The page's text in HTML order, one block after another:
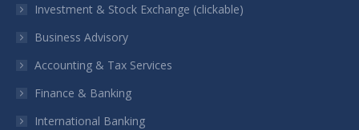
new
window
new
window
new
window
new
window
Investment & Stock Exchange (clickable)
Business Advisory
Accounting & Tax Services
Finance & Banking
International Banking